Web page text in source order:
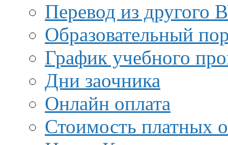
Перевод из другого
Образовательный
График учебного
Дни заочника
Онлайн оплата
Стоимость платных